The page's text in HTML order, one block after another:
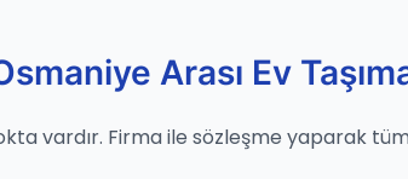
Arası Ev
vardır. Firma ile sözleşme yaparak